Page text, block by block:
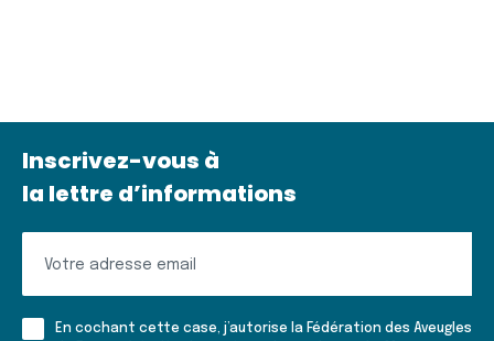
Inscrivez-vous à
la lettre d’informations
à
En cochant cette case, j’autorise la Fédération des Aveugles